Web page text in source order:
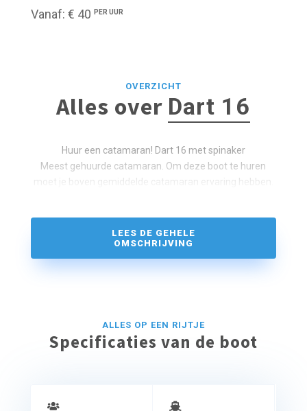
Vanaf: € 40 PER UUR
OVERZICHT
Alles over Dart 16
Huur een catamaran! Dart 16 met spinaker
Meest gehuurde catamaran. Om deze boot te huren
moet je boven gemiddelde catamaran ervaring hebben.
LEES DE GEHELE
OMSCHRIJVING
ALLES OP EEN RIJTJE
Specificaties van de boot